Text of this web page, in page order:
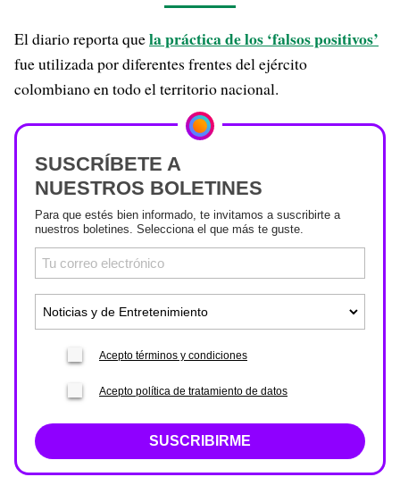
El diario reporta quela práctica de los ‘falsos positivos’
fue utilizada por diferentes frentes del ejército
colombiano en todo el territorio nacional.
SUSCRÍBETE A
NUESTROS BOLETINES
Para que estés bien informado, te invitamos a suscribirte a
nuestros boletines. Selecciona el que más te guste.
Acepto términos y condiciones
Acepto política de tratamiento de datos
SUSCRIBIRME